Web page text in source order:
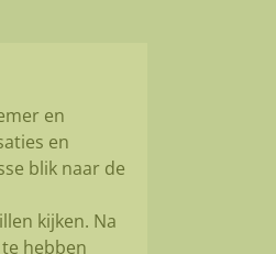
en
en
blik naar de
kijken. Na
hebben